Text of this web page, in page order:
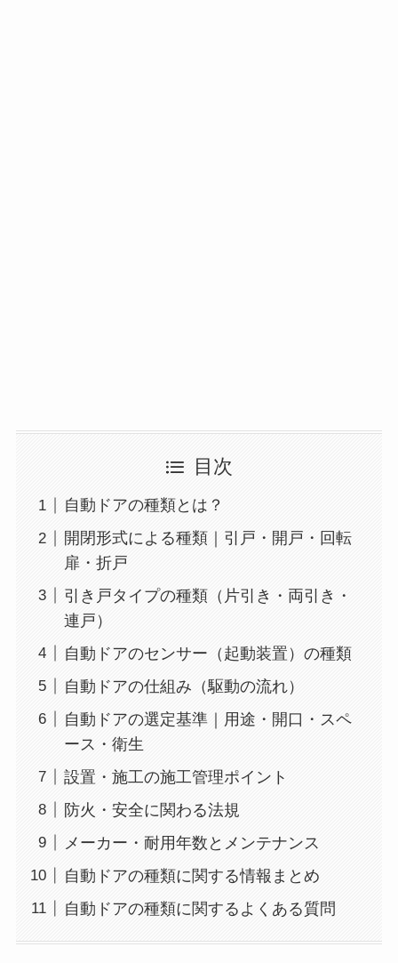
目次
自動ドアの種類とは？
開閉形式による種類｜引戸・開戸・回転
扉・折戸
引き戸タイプの種類（片引き・両引き・
連戸）
自動ドアのセンサー（起動装置）の種類
自動ドアの仕組み（駆動の流れ）
自動ドアの選定基準｜用途・開口・スペ
ース・衛生
設置・施工の施工管理ポイント
防火・安全に関わる法規
メーカー・耐用年数とメンテナンス
自動ドアの種類に関する情報まとめ
自動ドアの種類に関するよくある質問